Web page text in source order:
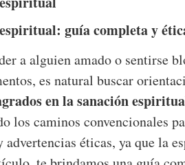
guía completa y
a alguien amado o sentirse
es natural buscar
en la sanación
los caminos convencionales
éticas, ya que la